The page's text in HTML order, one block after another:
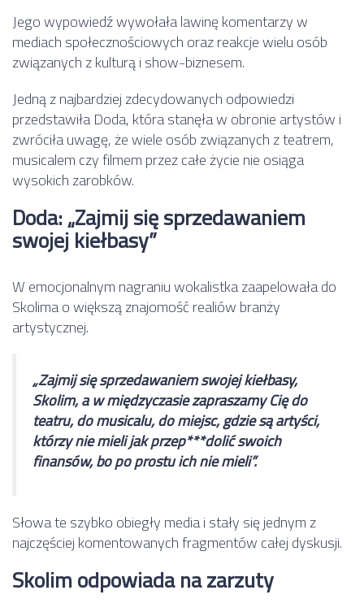
Jego wypowiedź wywołała lawinę komentarzy w
mediach społecznościowych oraz reakcje wielu osób
związanych z kulturą i show-biznesem.
Jedną z najbardziej zdecydowanych odpowiedzi
przedstawiła Doda, która stanęła w obronie artystów i
zwróciła uwagę, że wiele osób związanych z teatrem,
musicalem czy filmem przez całe życie nie osiąga
wysokich zarobków.
Doda: „Zajmij się sprzedawaniem
swojej kiełbasy”
W emocjonalnym nagraniu wokalistka zaapelowała do
Skolima o większą znajomość realiów branży
artystycznej.
„Zajmij się sprzedawaniem swojej kiełbasy,
Skolim, a w międzyczasie zapraszamy Cię do
teatru, do musicalu, do miejsc, gdzie są artyści,
którzy nie mieli jak przep***dolić swoich
finansów, bo po prostu ich nie mieli”.
Słowa te szybko obiegły media i stały się jednym z
najczęściej komentowanych fragmentów całej dyskusji.
Skolim odpowiada na zarzuty